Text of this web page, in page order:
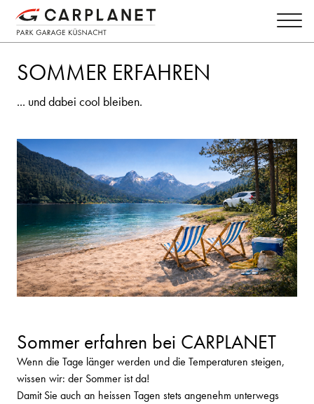
SOMMER ERFAHREN
... und dabei cool bleiben.
Sommer erfahren bei CARPLANET
Wenn die Tage länger werden und die Temperaturen steigen,
wissen wir: der Sommer ist da!
Damit Sie auch an heissen Tagen stets angenehm unterwegs